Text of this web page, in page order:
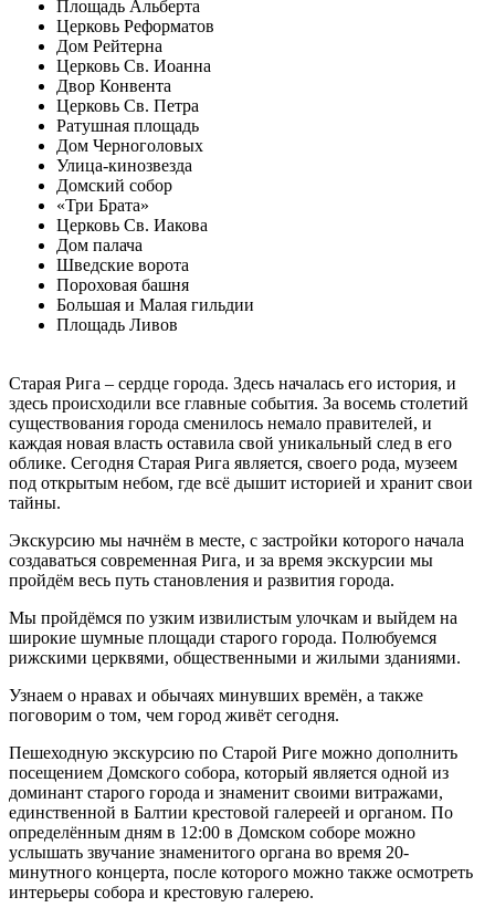
Площадь Альберта
Церковь Реформатов
Дом Рейтерна
Церковь Св. Иоанна
Двор Конвента
Церковь Св. Петра
Ратушная площадь
Дом Черноголовых
Улица-кинозвезда
Домский собор
«Три Брата»
Церковь Св. Иакова
Дом палача
Шведские ворота
Пороховая башня
Большая и Малая гильдии
Площадь Ливов
Старая Рига – сердце города. Здесь началась его история, и
здесь происходили все главные события. За восемь столетий
существования города сменилось немало правителей, и
каждая новая власть оставила свой уникальный след в его
облике. Сегодня Старая Рига является, своего рода, музеем
под открытым небом, где всё дышит историей и хранит свои
тайны.
Экскурсию мы начнём в месте, с застройки которого начала
создаваться современная Рига, и за время экскурсии мы
пройдём весь путь становления и развития города.
Мы пройдёмся по узким извилистым улочкам и выйдем на
широкие шумные площади старого города. Полюбуемся
рижскими церквями, общественными и жилыми зданиями.
Узнаем о нравах и обычаях минувших времён, а также
поговорим о том, чем город живёт сегодня.
Пешеходную экскурсию по Старой Риге можно дополнить
посещением Домского собора, который является одной из
доминант старого города и знаменит своими витражами,
единственной в Балтии крестовой галереей и органом. По
определённым дням в 12:00 в Домском соборе можно
услышать звучание знаменитого органа во время 20-
минутного концерта, после которого можно также осмотреть
интерьеры собора и крестовую галерею.